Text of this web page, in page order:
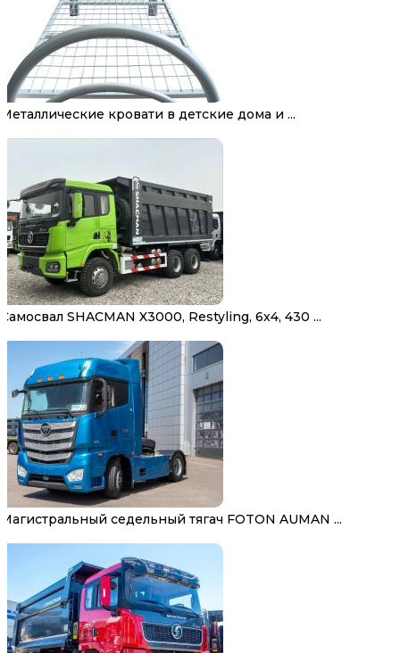
Металлические кровати в детские дома и ...
Самосвал SHACMAN X3000, Restyling, 6х4, 430 ...
Магистральный седельный тягач FOTON AUMAN ...